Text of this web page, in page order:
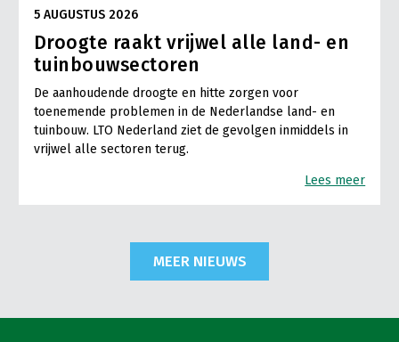
5 AUGUSTUS 2026
Droogte raakt vrijwel alle land- en
tuinbouwsectoren
De aanhoudende droogte en hitte zorgen voor
toenemende problemen in de Nederlandse land- en
tuinbouw. LTO Nederland ziet de gevolgen inmiddels in
vrijwel alle sectoren terug.
Lees meer
MEER NIEUWS